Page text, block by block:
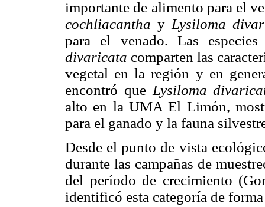
importante de alimento para el
cochliacantha y Lysiloma
para el venado. Las
divaricata comparten las
vegetal en la región y en
encontró que Lysiloma
alto en la UMA El Limón,
para el ganado y la fauna
Desde el punto de vista
durante las campañas de
del período de crecimiento
identificó esta categoría de